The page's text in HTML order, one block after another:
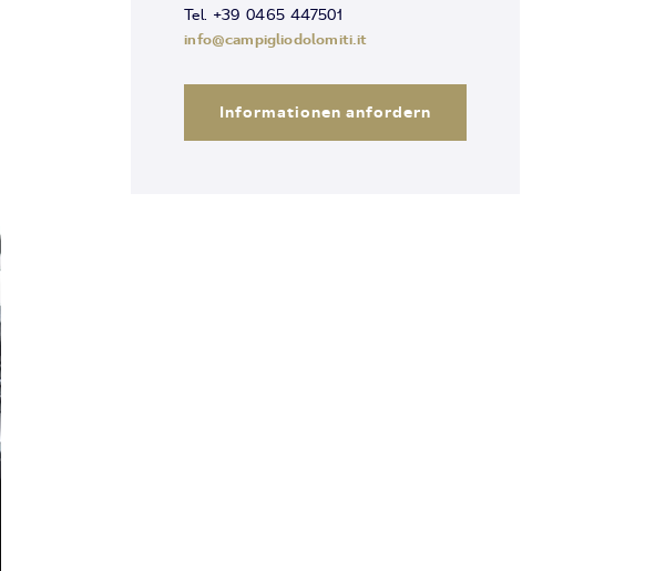
Tel. +39 0465 447501
info@campigliodolomiti.it
Informationen anfordern